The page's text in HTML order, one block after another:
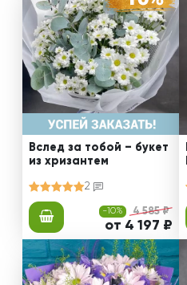
Вслед за тобой – букет
из хризантем
2
-10% 4 585 ₽
от 4 197 ₽